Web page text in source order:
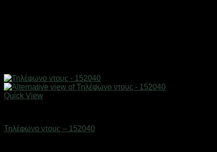
Quick View
Τηλέφωνο ντους – 152040